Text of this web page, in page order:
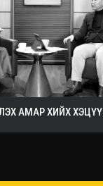
АМАР ХИЙХ ХЭЦҮҮ